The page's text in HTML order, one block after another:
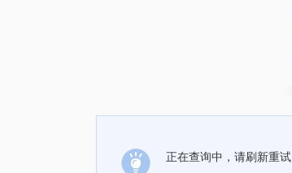
正在查询中，请刷新重试